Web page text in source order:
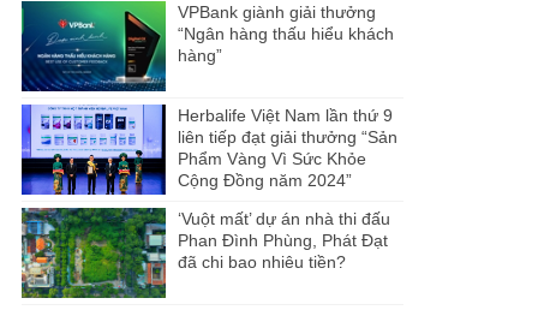
VPBank giành giải thưởng
“Ngân hàng thấu hiểu khách
hàng”
Herbalife Việt Nam lần thứ 9
liên tiếp đạt giải thưởng “Sản
Phẩm Vàng Vì Sức Khỏe
Cộng Đồng năm 2024”
‘Vuột mất’ dự án nhà thi đấu
Phan Đình Phùng, Phát Đạt
đã chi bao nhiêu tiền?